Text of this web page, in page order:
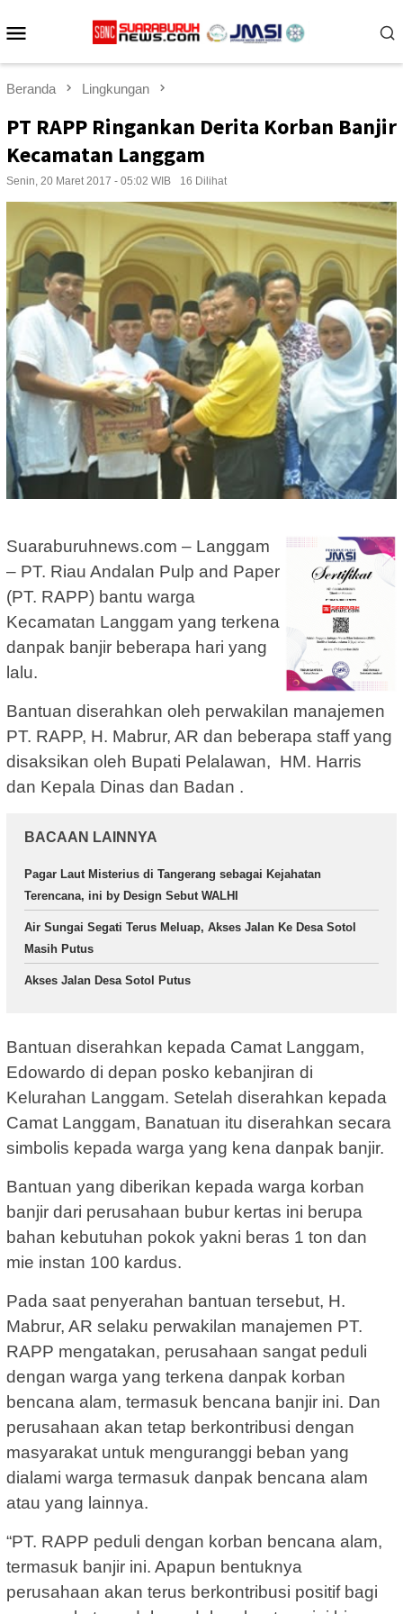
ke
Beranda Lingkungan
PT RAPP Ringankan Derita Korban Banjir
Kecamatan Langgam
Senin, 20 Maret 2017 - 05:02 WIB 16 Dilihat
Suaraburuhnews.com – Langgam
– PT. Riau Andalan Pulp and Paper
(PT. RAPP) bantu warga
Kecamatan Langgam yang terkena
danpak banjir beberapa hari yang
lalu.
Bantuan diserahkan oleh perwakilan manajemen
PT. RAPP, H. Mabrur, AR dan beberapa staff yang
disaksikan oleh Bupati Pelalawan, HM. Harris
dan Kepala Dinas dan Badan .
BACAAN LAINNYA
Pagar Laut Misterius di Tangerang sebagai Kejahatan
Terencana, ini by Design Sebut WALHI
Air Sungai Segati Terus Meluap, Akses Jalan Ke Desa Sotol
Masih Putus
Akses Jalan Desa Sotol Putus
Bantuan diserahkan kepada Camat Langgam,
Edowardo di depan posko kebanjiran di
Kelurahan Langgam. Setelah diserahkan kepada
Camat Langgam, Banatuan itu diserahkan secara
simbolis kepada warga yang kena danpak banjir.
Bantuan yang diberikan kepada warga korban
banjir dari perusahaan bubur kertas ini berupa
bahan kebutuhan pokok yakni beras 1 ton dan
mie instan 100 kardus.
Pada saat penyerahan bantuan tersebut, H.
Mabrur, AR selaku perwakilan manajemen PT.
RAPP mengatakan, perusahaan sangat peduli
dengan warga yang terkena danpak korban
bencana alam, termasuk bencana banjir ini. Dan
perusahaan akan tetap berkontribusi dengan
masyarakat untuk menguranggi beban yang
dialami warga termasuk danpak bencana alam
atau yang lainnya.
“PT. RAPP peduli dengan korban bencana alam,
termasuk banjir ini. Apapun bentuknya
perusahaan akan terus berkontribusi positif bagi